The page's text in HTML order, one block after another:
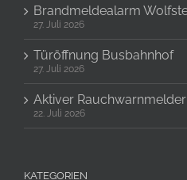
Brandmeldealarm
27. Juli 2026
Türöffnung Busbahnhof
27. Juli 2026
Aktiver
22. Juli 2026
KATEGORIEN